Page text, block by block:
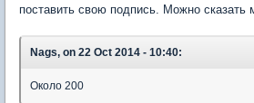
поставить свою подпись. Можно сказать
Nags, on 22 Oct 2014 - 10:40:
Около 200